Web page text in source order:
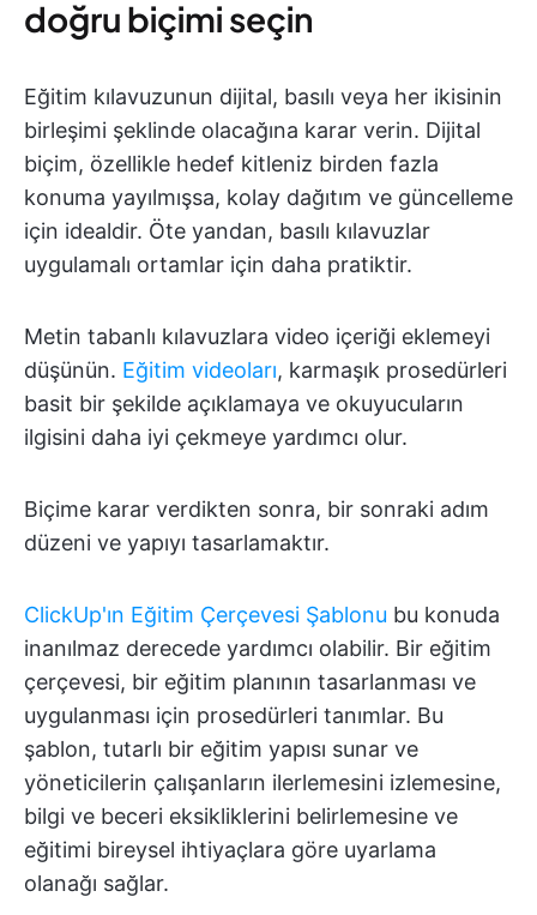
doğru biçimi seçin
Eğitim kılavuzunun dijital, basılı veya her ikisinin
birleşimi şeklinde olacağına karar verin. Dijital
biçim, özellikle hedef kitleniz birden fazla
konuma yayılmışsa, kolay dağıtım ve güncelleme
için idealdir. Öte yandan, basılı kılavuzlar
uygulamalı ortamlar için daha pratiktir.
Metin tabanlı kılavuzlara video içeriği eklemeyi
düşünün. Eğitim videoları, karmaşık prosedürleri
basit bir şekilde açıklamaya ve okuyucuların
ilgisini daha iyi çekmeye yardımcı olur.
Biçime karar verdikten sonra, bir sonraki adım
düzeni ve yapıyı tasarlamaktır.
ClickUp'ın Eğitim Çerçevesi Şablonu bu konuda
inanılmaz derecede yardımcı olabilir. Bir eğitim
çerçevesi, bir eğitim planının tasarlanması ve
uygulanması için prosedürleri tanımlar. Bu
şablon, tutarlı bir eğitim yapısı sunar ve
yöneticilerin çalışanların ilerlemesini izlemesine,
bilgi ve beceri eksikliklerini belirlemesine ve
eğitimi bireysel ihtiyaçlara göre uyarlama
olanağı sağlar.